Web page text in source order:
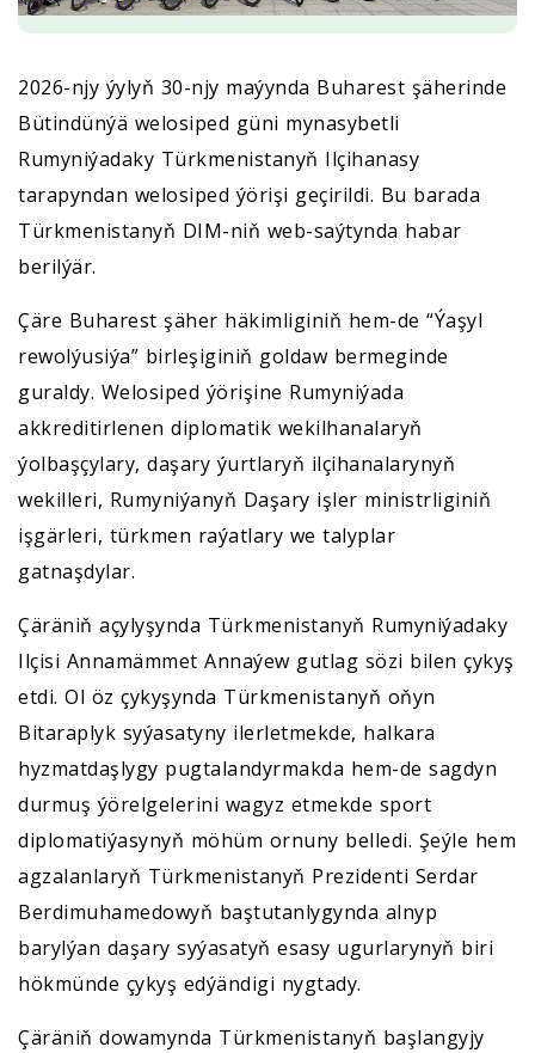
2026-njy ýylyň 30-njy maýynda Buharest şäherinde
Bütindünýä welosiped güni mynasybetli
Rumyniýadaky Türkmenistanyň Ilçihanasy
tarapyndan welosiped ýörişi geçirildi. Bu barada
Türkmenistanyň DIM-niň web-saýtynda habar
berilýär.
Çäre Buharest şäher häkimliginiň hem-de “Ýaşyl
rewolýusiýa” birleşiginiň goldaw bermeginde
guraldy. Welosiped ýörişine Rumyniýada
akkreditirlenen diplomatik wekilhanalaryň
ýolbaşçylary, daşary ýurtlaryň ilçihanalarynyň
wekilleri, Rumyniýanyň Daşary işler ministrliginiň
işgärleri, türkmen raýatlary we talyplar
gatnaşdylar.
Çäräniň açylyşynda Türkmenistanyň Rumyniýadaky
Ilçisi Annamämmet Annaýew gutlag sözi bilen çykyş
etdi. Ol öz çykyşynda Türkmenistanyň oňyn
Bitaraplyk syýasatyny ilerletmekde, halkara
hyzmatdaşlygy pugtalandyrmakda hem-de sagdyn
durmuş ýörelgelerini wagyz etmekde sport
diplomatiýasynyň möhüm ornuny belledi. Şeýle hem
agzalanlaryň Türkmenistanyň Prezidenti Serdar
Berdimuhamedowyň baştutanlygynda alnyp
barylýan daşary syýasatyň esasy ugurlarynyň biri
hökmünde çykyş edýändigi nygtady.
Çäräniň dowamynda Türkmenistanyň başlangyjy